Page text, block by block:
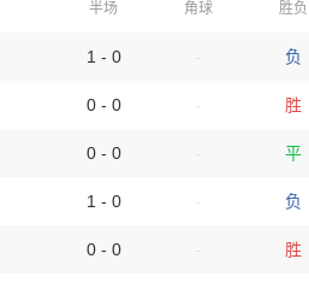
半场 角球 胜负
1 - 0 负
0 - 0 胜
0 - 0 平
1 - 0 负
0 - 0 胜